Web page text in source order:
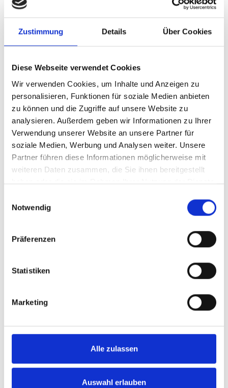
Zustimmung Details Über Cookies
Diese Webseite verwendet Cookies
Wir verwenden Cookies, um Inhalte und Anzeigen zu
personalisieren, Funktionen für soziale Medien anbieten
zu können und die Zugriffe auf unsere Website zu
analysieren. Außerdem geben wir Informationen zu Ihrer
Verwendung unserer Website an unsere Partner für
soziale Medien, Werbung und Analysen weiter. Unsere
Partner führen diese Informationen möglicherweise mit
weiteren Daten zusammen, die Sie ihnen bereitgestellt
haben oder die sie im Rahmen Ihrer Nutzung der Dienste
Notwendig
Präferenzen
Statistiken
Marketing
Alle zulassen
Auswahl erlauben
Aufstieg einer Nation deutlich
Doppel-Aus vor vollem Haus
Alexander Zverev scheitert mit Partner
LESEN